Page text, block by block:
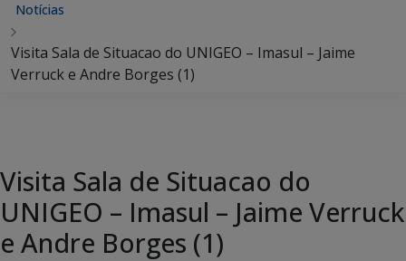
Notícias
Visita Sala de Situacao do UNIGEO – Imasul – Jaime
Verruck e Andre Borges (1)
Visita Sala de Situacao do
UNIGEO – Imasul – Jaime Verruck
e Andre Borges (1)